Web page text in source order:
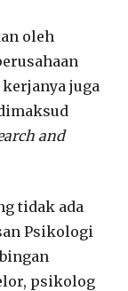
oleh
juga
and
tidak ada
Psikologi
psikolog